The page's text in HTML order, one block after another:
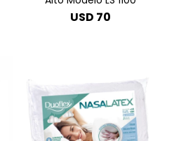
USD 70